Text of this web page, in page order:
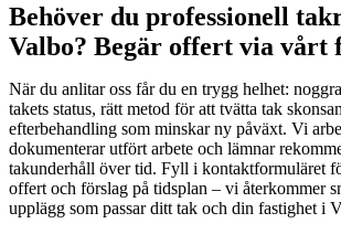
Behöver du professionell
Valbo? Begär offert via vårt
När du anlitar oss får du en trygg helhet:
takets status, rätt metod för att tvätta tak
efterbehandling som minskar ny påväxt. Vi
dokumenterar utfört arbete och lämnar
takunderhåll över tid. Fyll i kontaktformuläret
offert och förslag på tidsplan – vi återkommer
upplägg som passar ditt tak och din fastighet i